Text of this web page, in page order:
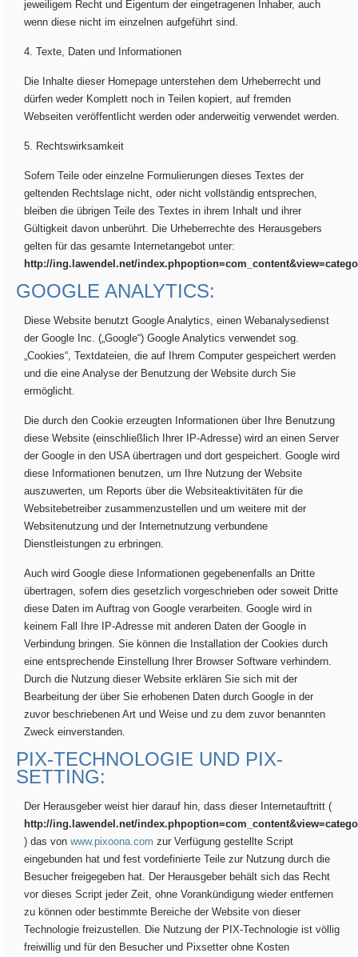
jeweiligem Recht und Eigentum der eingetragenen Inhaber, auch
wenn diese nicht im einzelnen aufgeführt sind.
4. Texte, Daten und Informationen
Die Inhalte dieser Homepage unterstehen dem Urheberrecht und
dürfen weder Komplett noch in Teilen kopiert, auf fremden
Webseiten veröffentlicht werden oder anderweitig verwendet werden.
5. Rechtswirksamkeit
Sofern Teile oder einzelne Formulierungen dieses Textes der
geltenden Rechtslage nicht, oder nicht vollständig entsprechen,
bleiben die übrigen Teile des Textes in ihrem Inhalt und ihrer
Gültigkeit davon unberührt. Die Urheberrechte des Herausgebers
gelten für das gesamte Internetangebot unter:
http://ing.lawendel.net/
GOOGLE ANALYTICS:
Diese Website benutzt Google Analytics, einen Webanalysedienst
der Google Inc. („Google“) Google Analytics verwendet sog.
„Cookies“, Textdateien, die auf Ihrem Computer gespeichert werden
und die eine Analyse der Benutzung der Website durch Sie
ermöglicht.
Die durch den Cookie erzeugten Informationen über Ihre Benutzung
diese Website (einschließlich Ihrer IP-Adresse) wird an einen Server
der Google in den USA übertragen und dort gespeichert. Google wird
diese Informationen benutzen, um Ihre Nutzung der Website
auszuwerten, um Reports über die Websiteaktivitäten für die
Websitebetreiber zusammenzustellen und um weitere mit der
Websitenutzung und der Internetnutzung verbundene
Dienstleistungen zu erbringen.
Auch wird Google diese Informationen gegebenenfalls an Dritte
übertragen, sofern dies gesetzlich vorgeschrieben oder soweit Dritte
diese Daten im Auftrag von Google verarbeiten. Google wird in
keinem Fall Ihre IP-Adresse mit anderen Daten der Google in
Verbindung bringen. Sie können die Installation der Cookies durch
eine entsprechende Einstellung Ihrer Browser Software verhindern.
Durch die Nutzung dieser Website erklären Sie sich mit der
Bearbeitung der über Sie erhobenen Daten durch Google in der
zuvor beschriebenen Art und Weise und zu dem zuvor benannten
Zweck einverstanden.
PIX-TECHNOLOGIE UND PIX-
SETTING:
Der Herausgeber weist hier darauf hin, dass dieser Internetauftritt (
http://ing.lawendel.net/
) das vonwww.pixoona.com zur Verfügung gestellte Script
eingebunden hat und fest vordefinierte Teile zur Nutzung durch die
Besucher freigegeben hat. Der Herausgeber behält sich das Recht
vor dieses Script jeder Zeit, ohne Vorankündigung wieder entfernen
zu können oder bestimmte Bereiche der Website von dieser
Technologie freizustellen. Die Nutzung der PIX-Technologie ist völlig
freiwillig und für den Besucher und Pixsetter ohne Kosten